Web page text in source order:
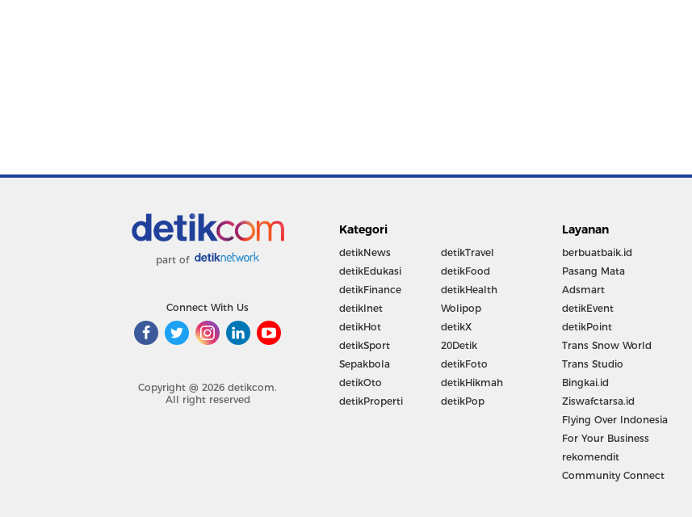
part of
Connect With Us
Copyright @ 2026 detikcom.
All right reserved
Kategori
detikNews
detikEdukasi
detikFinance
detikInet
detikHot
detikSport
Sepakbola
detikOto
detikProperti
detikTravel
detikFood
detikHealth
Wolipop
detikX
20Detik
detikFoto
detikHikmah
detikPop
Layanan
berbuatbaik.id
Pasang Mata
Adsmart
detikEvent
detikPoint
Trans Snow World
Trans Studio
Bingkai.id
Ziswafctarsa.id
Flying Over Indonesia
For Your Business
rekomendit
Community Connect